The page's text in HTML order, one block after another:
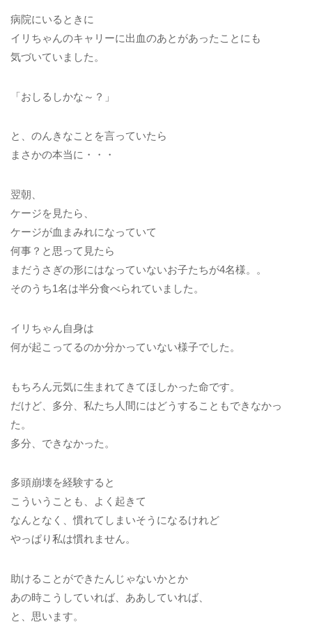
病院にいるときに
イリちゃんのキャリーに出血のあとがあったことにも
気づいていました。
「おしるしかな～？」
と、のんきなことを言っていたら
まさかの本当に・・・
翌朝、
ケージを見たら、
ケージが血まみれになっていて
何事？と思って見たら
まだうさぎの形にはなっていないお子たちが4名様。。
そのうち1名は半分食べられていました。
イリちゃん自身は
何が起こってるのか分かっていない様子でした。
もちろん元気に生まれてきてほしかった命です。
だけど、多分、私たち人間にはどうすることもできなかっ
た。
多分、できなかった。
多頭崩壊を経験すると
こういうことも、よく起きて
なんとなく、慣れてしまいそうになるけれど
やっぱり私は慣れません。
助けることができたんじゃないかとか
あの時こうしていれば、ああしていれば、
と、思います。